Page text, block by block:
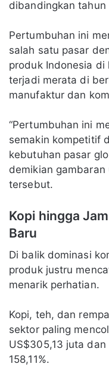
dibandingkan tahun
Pertumbuhan ini
salah satu pasar
produk Indonesia di
terjadi merata di
manufaktur dan
“Pertumbuhan ini
semakin kompetitif
kebutuhan pasar
demikian
tersebut.
Kopi hingga
Baru
Di balik dominasi
produk justru
menarik perhatian.
Kopi, teh, dan
sektor paling
US$305,13 juta
158,11%.